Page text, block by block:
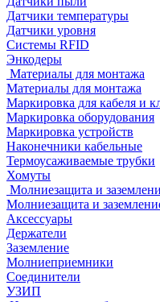
Датчики температуры
Датчики уровня
Системы RFID
Энкодеры
Материалы для монтажа
Материалы для монтажа
Маркировка для кабеля и
Маркировка оборудования
Маркировка устройств
Наконечники кабельные
Термоусаживаемые трубки
Хомуты
Молниезащита и
Молниезащита и
Аксессуары
Держатели
Заземление
Молниеприемники
Соединители
УЗИП